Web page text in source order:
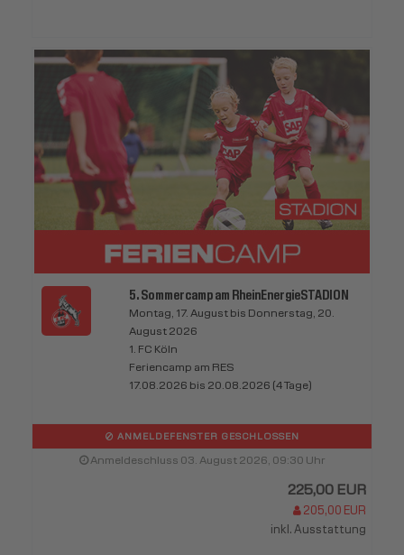
5. Sommercamp am RheinEnergieSTADION
Montag, 17. August bis Donnerstag, 20.
August 2026
1. FC Köln
Feriencamp am RES
17.08.2026 bis 20.08.2026 (4 Tage)
ANMELDEFENSTER GESCHLOSSEN
Anmeldeschluss 03. August 2026, 09:30 Uhr
225,00 EUR
205,00 EUR
inkl. Ausstattung